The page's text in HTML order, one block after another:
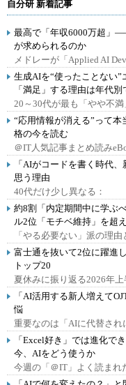
自分研 新着記事
最高で「年収6000万超」
が求められるのか
メドレーが「Applied AI
生成AIを“使ったことない
「満足」する理由は年代
20～30代が最も「やや不満
“応用情報が消える”って
格の今を読む
＠IT人気記事まとめ読み
「AIがコードを書く時代
思う理由
40代だけ少し異なる：
約8割「内定期間中に学ぶ
ル2位「モチベ維持」を超
「やる必要ない」派の理由
富士通を抜いて2位に躍進
トップ20
夏休みに振り返る2026年上
「AI活用する新人増えて
悩
重要なのは「AIに代替され
「Excel好き」では進化で
今、AIをどう使うか
今週の「＠IT」よく読まれ